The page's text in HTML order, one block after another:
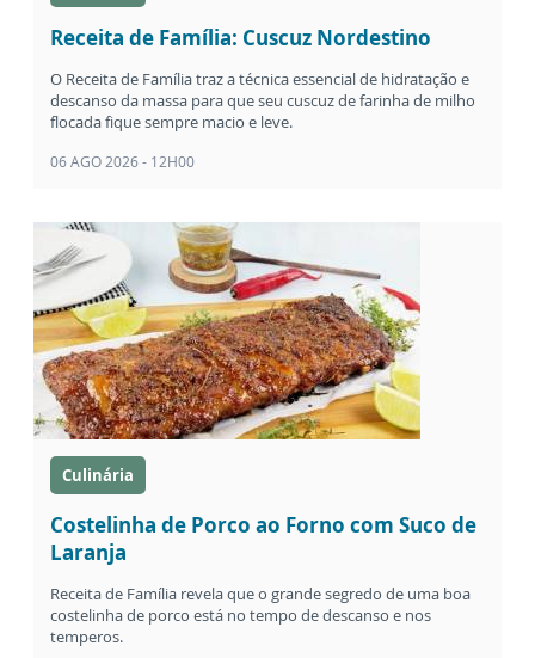
Receita de Família: Cuscuz Nordestino
O Receita de Família traz a técnica essencial de hidratação e
descanso da massa para que seu cuscuz de farinha de milho
flocada fique sempre macio e leve.
06 AGO 2026 - 12H00
Culinária
Costelinha de Porco ao Forno com Suco de
Laranja
Receita de Família revela que o grande segredo de uma boa
costelinha de porco está no tempo de descanso e nos
temperos.